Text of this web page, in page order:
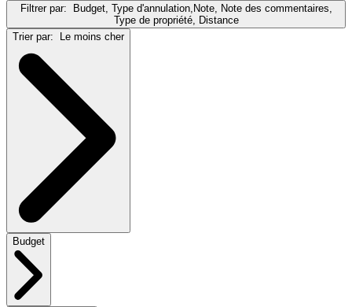
Filtrer par: Budget, Type d'annulation,Note, Note des commentaires,
Type de propriété, Distance
Trier par: Le moins cher
Budget